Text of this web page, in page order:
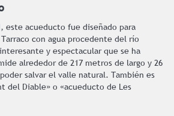
este acueducto fue diseñado para
con agua procedente del río
y espectacular que se ha
alrededor de 217 metros de largo y 26
salvar el valle natural. También es
del Diable» o «acueducto de Les